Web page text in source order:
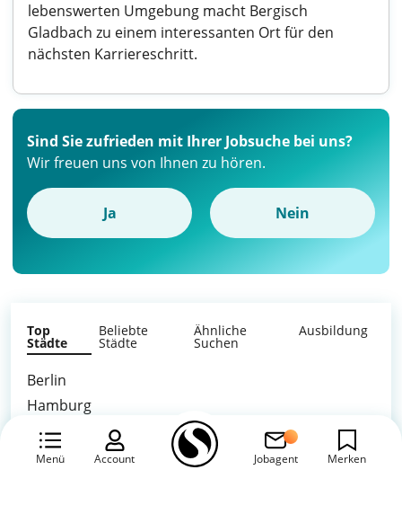
lebenswerten Umgebung macht Bergisch
Gladbach zu einem interessanten Ort für den
nächsten Karriereschritt.
Menü Account Jobagent Merken
Sind Sie zufrieden mit Ihrer Jobsuche bei uns?
Wir freuen uns von Ihnen zu hören.
Ja Nein
Top
Städte
Beliebte
Städte
Ähnliche
Suchen
Ausbildung
Berlin
Hamburg
München
Köln
Alle anzeigen